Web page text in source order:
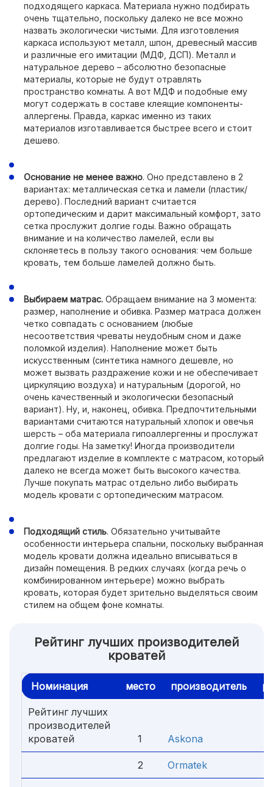
подходящего каркаса. Материала нужно подбирать
очень тщательно, поскольку далеко не все можно
назвать экологически чистыми. Для изготовления
каркаса используют металл, шпон, древесный массив
и различные его имитации (МДФ, ДСП). Металл и
натуральное дерево – абсолютно безопасные
материалы, которые не будут отравлять
пространство комнаты. А вот МДФ и подобные ему
могут содержать в составе клеящие компоненты-
аллергены. Правда, каркас именно из таких
материалов изготавливается быстрее всего и стоит
дешево.
Основание не менее важно. Оно представлено в 2
вариантах: металлическая сетка и ламели (пластик/
дерево). Последний вариант считается
ортопедическим и дарит максимальный комфорт, зато
сетка прослужит долгие годы. Важно обращать
внимание и на количество ламелей, если вы
склоняетесь в пользу такого основания: чем больше
кровать, тем больше ламелей должно быть.
Выбираем матрас. Обращаем внимание на 3 момента:
размер, наполнение и обивка. Размер матраса должен
четко совпадать с основанием (любые
несоответствия чреваты неудобным сном и даже
поломкой изделия). Наполнение может быть
искусственным (синтетика намного дешевле, но
может вызвать раздражение кожи и не обеспечивает
циркуляцию воздуха) и натуральным (дорогой, но
очень качественный и экологически безопасный
вариант). Ну, и, наконец, обивка. Предпочтительными
вариантами считаются натуральный хлопок и овечья
шерсть – оба материала гипоаллергенны и прослужат
долгие годы. На заметку! Иногда производители
предлагают изделие в комплекте с матрасом, который
далеко не всегда может быть высокого качества.
Лучше покупать матрас отдельно либо выбирать
модель кровати с ортопедическим матрасом.
Подходящий стиль. Обязательно учитывайте
особенности интерьера спальни, поскольку выбранная
модель кровати должна идеально вписываться в
дизайн помещения. В редких случаях (когда речь о
комбинированном интерьере) можно выбрать
кровать, которая будет зрительно выделяться своим
стилем на общем фоне комнаты.
Рейтинг лучших производителей
кроватей
Номинация место производитель
Рейтинг лучших
производителей
кроватей
1 Askona
2 Оrmatek